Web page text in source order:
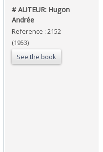
‎# AUTEUR: Hugon
Andrée‎
Reference : 2152
(1953)
See the book